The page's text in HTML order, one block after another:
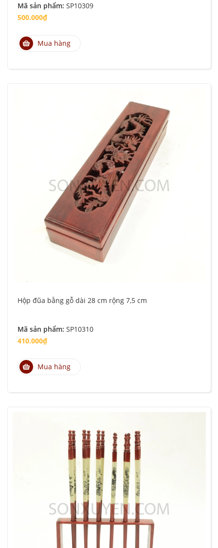
Mã sản phẩm: SP10309
500.000₫
Mua hàng
Hộp đũa bằng gỗ dài 28 cm rộng 7,5 cm
Mã sản phẩm: SP10310
410.000₫
Mua hàng